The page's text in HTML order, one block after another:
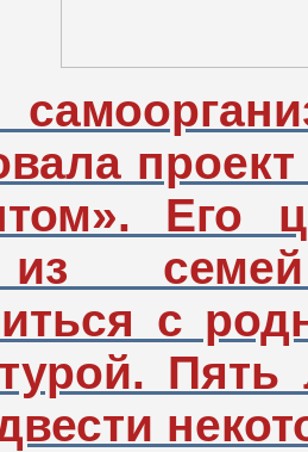
Его
семей
с
Пять